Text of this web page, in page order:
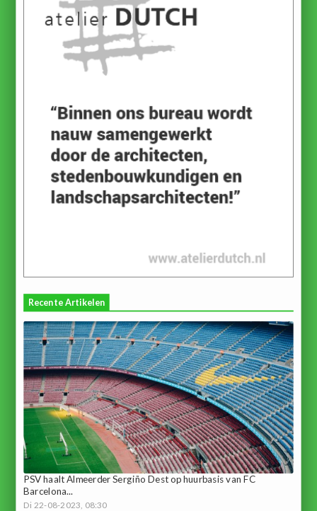
Recente Artikelen
PSV haalt Almeerder Sergiño Dest op huurbasis van FC
Barcelona...
Di 22-08-2023, 08:30